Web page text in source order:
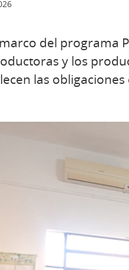
del programa
y los
las obligaciones